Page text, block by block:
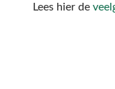
Lees hier de